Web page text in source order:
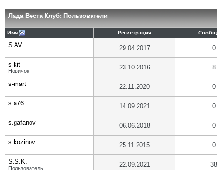
Лада Веста Клуб: Пользователи
Имя Регистрация
S AV 29.04.2017 0
s-kit
Новичок 23.10.2016 8
s-mart 22.11.2020 0
s.a76 14.09.2021 0
s.gafanov 06.06.2018 0
s.kozinov 25.11.2015 0
S.S.K.
Пользователь 22.09.2021 38